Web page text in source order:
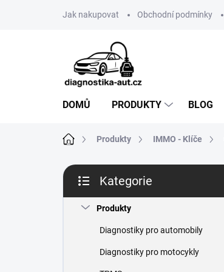
Jak nakupovat Obchodní podmínky
DOMŮ PRODUKTY BLOG
Domů Produkty IMMO - Klíče
P
s
kategorie
Kategorie
Produkty
Diagnostiky pro automobily
Diagnostiky pro motocykly